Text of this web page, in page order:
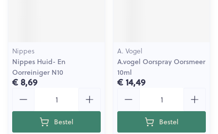
Nippes
Nippes Huid- En
Oorreiniger N10
€ 8,69
Bestel
A. Vogel
A.vogel Oorspray Oorsmeer
10ml
€ 14,49
Bestel